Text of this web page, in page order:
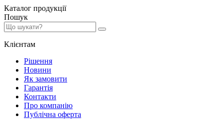
Каталог продукції
Пошук
Клієнтам
Рішення
Новини
Як замовити
Гарантія
Контакти
Про компанію
Публічна оферта